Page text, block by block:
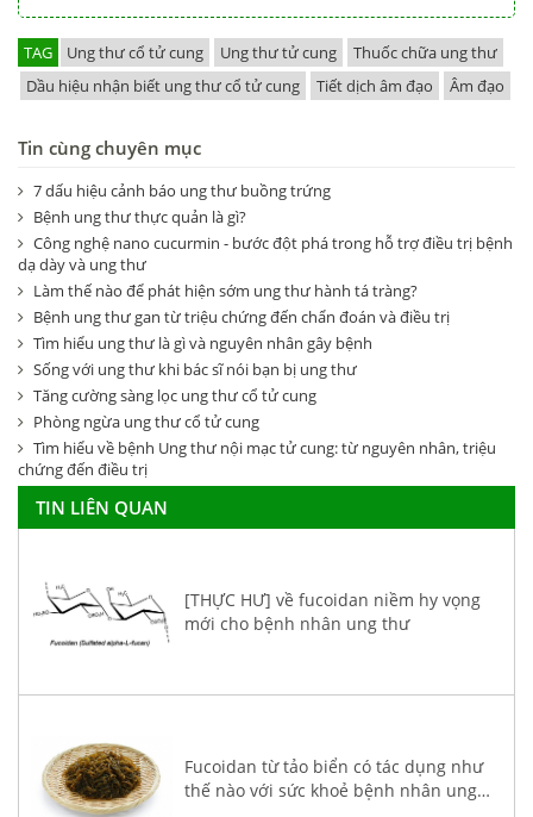
TAG Ung thư cổ tử cung Ung thư tử cung
Thuốc chữa ung thư
Dầu hiệu nhận biết ung thư cổ tử cung
Tiết dịch âm đạo Âm đạo
Tin cùng chuyên mục
7 dấu hiệu cảnh báo ung thư buồng trứng
Bệnh ung thư thực quản là gì?
Công nghệ nano cucurmin - bước đột phá trong hỗ trợ điều trị bệnh
dạ dày và ung thư
Làm thế nào để phát hiện sớm ung thư hành tá tràng?
Bệnh ung thư gan từ triệu chứng đến chẩn đoán và điều trị
Tìm hiểu ung thư là gì và nguyên nhân gây bệnh
Sống với ung thư khi bác sĩ nói bạn bị ung thư
Tăng cường sàng lọc ung thư cổ tử cung
Phòng ngừa ung thư cổ tử cung
Tìm hiểu về bệnh Ung thư nội mạc tử cung: từ nguyên nhân, triệu
chứng đến điều trị
TIN LIÊN QUAN
[THỰC HƯ] về fucoidan niềm hy vọng
mới cho bệnh nhân ung thư
Fucoidan từ tảo biển có tác dụng như
thế nào với sức khoẻ bệnh nhân ung